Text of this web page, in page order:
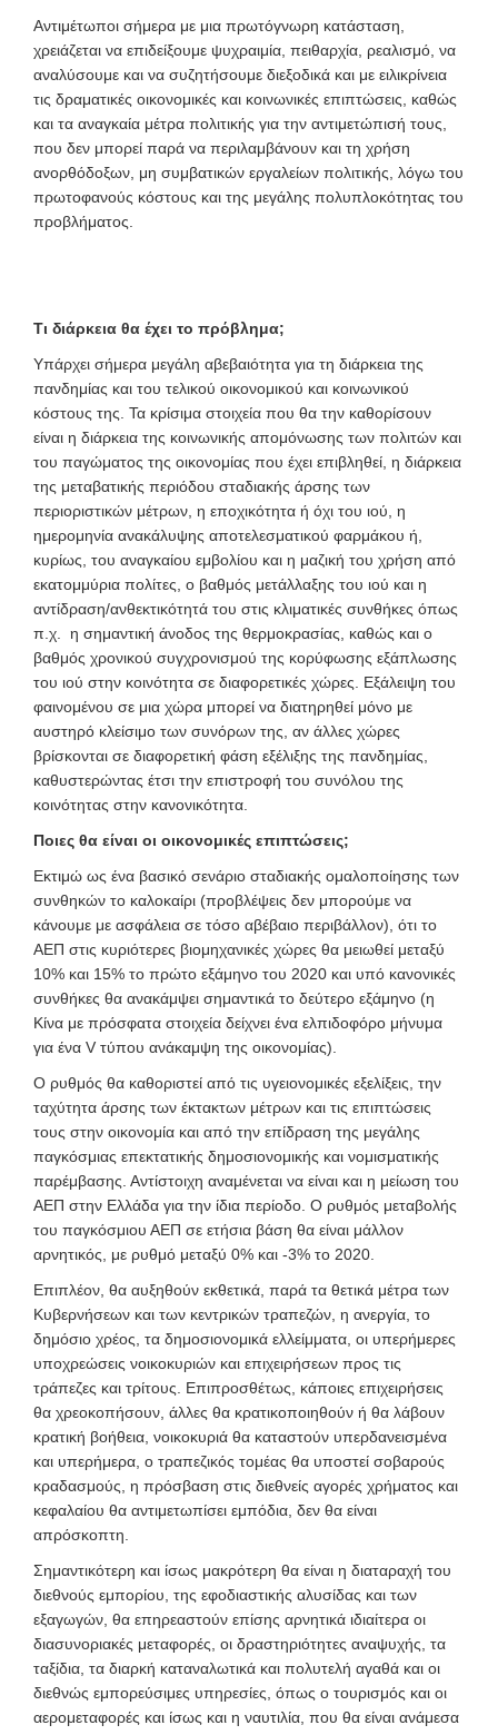
Αντιμέτωποι σήμερα με μια πρωτόγνωρη κατάσταση,
χρειάζεται να επιδείξουμε ψυχραιμία, πειθαρχία, ρεαλισμό, να
αναλύσουμε και να συζητήσουμε διεξοδικά και με ειλικρίνεια
τις δραματικές οικονομικές και κοινωνικές επιπτώσεις, καθώς
και τα αναγκαία μέτρα πολιτικής για την αντιμετώπισή τους,
που δεν μπορεί παρά να περιλαμβάνουν και τη χρήση
ανορθόδοξων, μη συμβατικών εργαλείων πολιτικής, λόγω του
πρωτοφανούς κόστους και της μεγάλης πολυπλοκότητας του
προβλήματος.
Τι διάρκεια θα έχει το πρόβλημα;
Υπάρχει σήμερα μεγάλη αβεβαιότητα για τη διάρκεια της
πανδημίας και του τελικού οικονομικού και κοινωνικού
κόστους της. Τα κρίσιμα στοιχεία που θα την καθορίσουν
είναι η διάρκεια της κοινωνικής απομόνωσης των πολιτών και
του παγώματος της οικονομίας που έχει επιβληθεί, η διάρκεια
της μεταβατικής περιόδου σταδιακής άρσης των
περιοριστικών μέτρων, η εποχικότητα ή όχι του ιού, η
ημερομηνία ανακάλυψης αποτελεσματικού φαρμάκου ή,
κυρίως, του αναγκαίου εμβολίου και η μαζική του χρήση από
εκατομμύρια πολίτες, ο βαθμός μετάλλαξης του ιού και η
αντίδραση/ανθεκτικότητά του στις κλιματικές συνθήκες όπως
π.χ. η σημαντική άνοδος της θερμοκρασίας, καθώς και ο
βαθμός χρονικού συγχρονισμού της κορύφωσης εξάπλωσης
του ιού στην κοινότητα σε διαφορετικές χώρες. Εξάλειψη του
φαινομένου σε μια χώρα μπορεί να διατηρηθεί μόνο με
αυστηρό κλείσιμο των συνόρων της, αν άλλες χώρες
βρίσκονται σε διαφορετική φάση εξέλιξης της πανδημίας,
καθυστερώντας έτσι την επιστροφή του συνόλου της
κοινότητας στην κανονικότητα.
Ποιες θα είναι οι οικονομικές επιπτώσεις;
Εκτιμώ ως ένα βασικό σενάριο σταδιακής ομαλοποίησης των
συνθηκών το καλοκαίρι (προβλέψεις δεν μπορούμε να
κάνουμε με ασφάλεια σε τόσο αβέβαιο περιβάλλον), ότι το
ΑΕΠ στις κυριότερες βιομηχανικές χώρες θα μειωθεί μεταξύ
10% και 15% το πρώτο εξάμηνο του 2020 και υπό κανονικές
συνθήκες θα ανακάμψει σημαντικά το δεύτερο εξάμηνο (η
Κίνα με πρόσφατα στοιχεία δείχνει ένα ελπιδοφόρο μήνυμα
για ένα V τύπου ανάκαμψη της οικονομίας).
Ο ρυθμός θα καθοριστεί από τις υγειονομικές εξελίξεις, την
ταχύτητα άρσης των έκτακτων μέτρων και τις επιπτώσεις
τους στην οικονομία και από την επίδραση της μεγάλης
παγκόσμιας επεκτατικής δημοσιονομικής και νομισματικής
παρέμβασης. Αντίστοιχη αναμένεται να είναι και η μείωση του
ΑΕΠ στην Ελλάδα για την ίδια περίοδο. Ο ρυθμός μεταβολής
του παγκόσμιου ΑΕΠ σε ετήσια βάση θα είναι μάλλον
αρνητικός, με ρυθμό μεταξύ 0% και -3% το 2020.
Επιπλέον, θα αυξηθούν εκθετικά, παρά τα θετικά μέτρα των
Κυβερνήσεων και των κεντρικών τραπεζών, η ανεργία, το
δημόσιο χρέος, τα δημοσιονομικά ελλείμματα, οι υπερήμερες
υποχρεώσεις νοικοκυριών και επιχειρήσεων προς τις
τράπεζες και τρίτους. Επιπροσθέτως, κάποιες επιχειρήσεις
θα χρεοκοπήσουν, άλλες θα κρατικοποιηθούν ή θα λάβουν
κρατική βοήθεια, νοικοκυριά θα καταστούν υπερδανεισμένα
και υπερήμερα, ο τραπεζικός τομέας θα υποστεί σοβαρούς
κραδασμούς, η πρόσβαση στις διεθνείς αγορές χρήματος και
κεφαλαίου θα αντιμετωπίσει εμπόδια, δεν θα είναι
απρόσκοπτη.
Σημαντικότερη και ίσως μακρότερη θα είναι η διαταραχή του
διεθνούς εμπορίου, της εφοδιαστικής αλυσίδας και των
εξαγωγών, θα επηρεαστούν επίσης αρνητικά ιδιαίτερα οι
διασυνοριακές μεταφορές, οι δραστηριότητες αναψυχής, τα
ταξίδια, τα διαρκή καταναλωτικά και πολυτελή αγαθά και οι
διεθνώς εμπορεύσιμες υπηρεσίες, όπως ο τουρισμός και οι
αερομεταφορές και ίσως και η ναυτιλία, που θα είναι ανάμεσα